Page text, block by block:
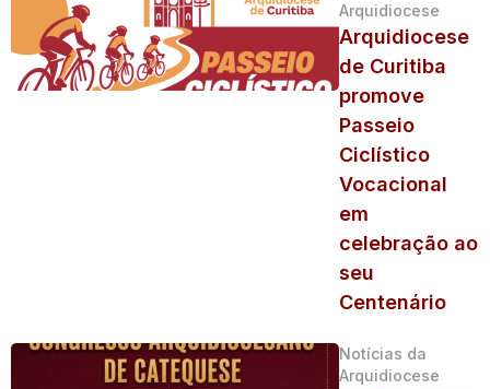
Arquidiocese
Arquidiocese
de Curitiba
promove
Passeio
Ciclístico
Vocacional
em
celebração ao
seu
Centenário
Notícias da
Arquidiocese